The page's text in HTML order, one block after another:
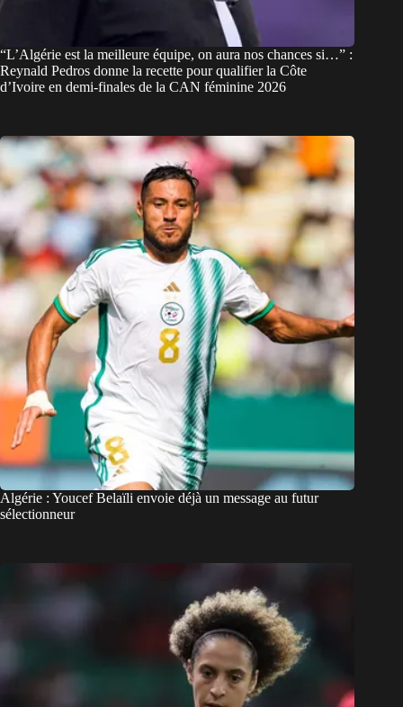
“L’Algérie est la meilleure équipe, on aura nos chances si…” :
Reynald Pedros donne la recette pour qualifier la Côte
d’Ivoire en demi-finales de la CAN féminine 2026
Algérie : Youcef Belaïli envoie déjà un message au futur
sélectionneur